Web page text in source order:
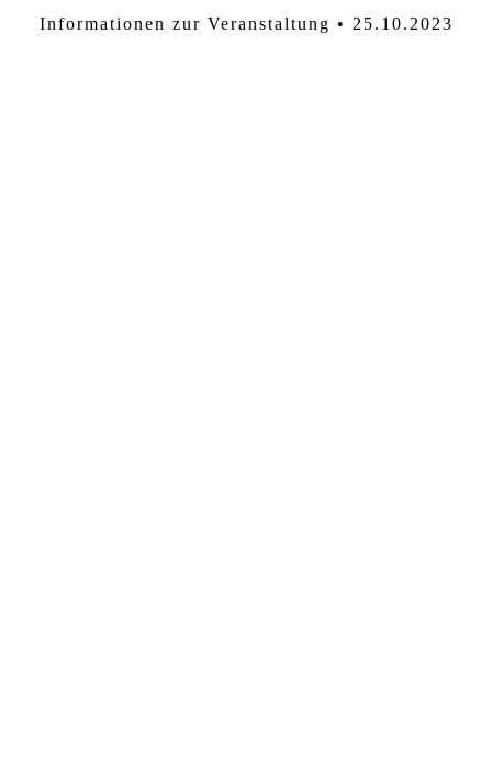
Informationen zur Veranstaltung • 25.10.2023